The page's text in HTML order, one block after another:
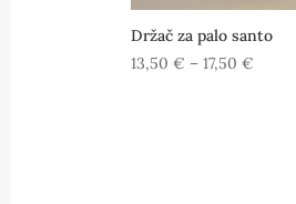
Držač za palo santo
13,50 € – 17,50 €Raspon